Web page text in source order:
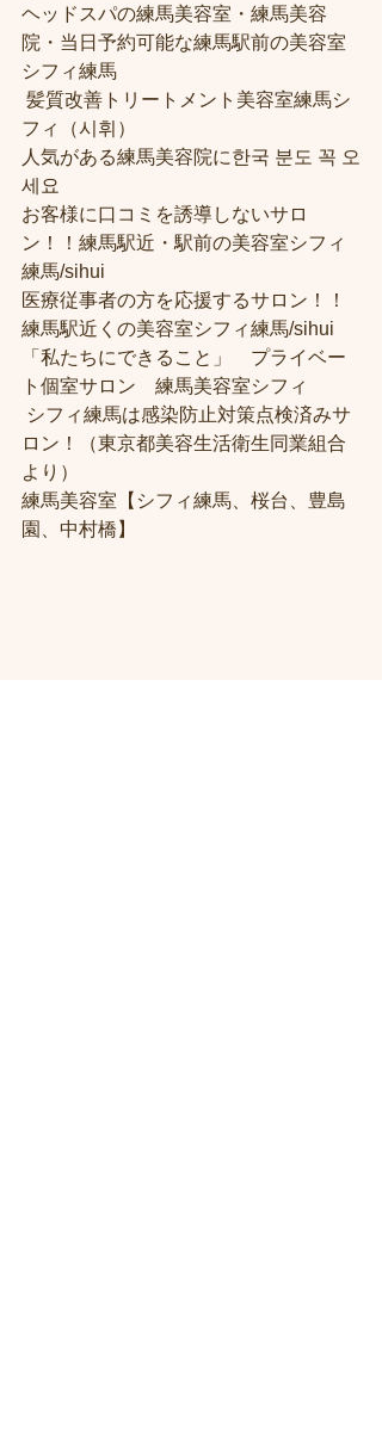
ヘッドスパの練馬美容室・練馬美容
院・当日予約可能な練馬駅前の美容室
シフィ練馬
フィ（시휘）
人気がある練馬美容院に한국 분도 꼭 오
세요
お客様に口コミを誘導しないサロ
ン！！練馬駅近・駅前の美容室シフィ
練馬/sihui
医療従事者の方を応援するサロン！！
練馬駅近くの美容室シフィ練馬/sihui
「私たちにできること」　プライベー
ト個室サロン　練馬美容室シフィ
ロン！（東京都美容生活衛生同業組合
より）
練馬美容室【シフィ練馬、桜台、豊島
園、中村橋】